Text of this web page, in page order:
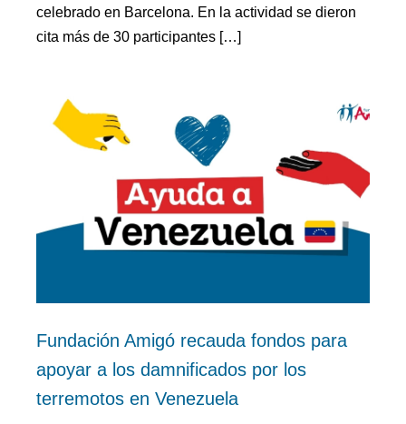
celebrado en Barcelona. En la actividad se dieron
cita más de 30 participantes […]
Fundación Amigó recauda fondos para
apoyar a los damnificados por los
terremotos en Venezuela